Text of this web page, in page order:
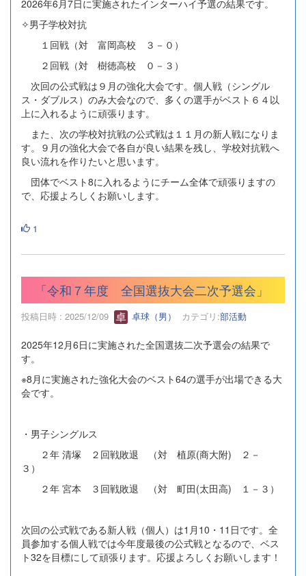
2026年6月7日に実施されたインターハイ予選の結果です。
✧男子学校対抗
１回戦（対 富岡高校 ３－０）
２回戦（対 樹徳高校 ０－３）
次回の公式戦は９月の強化大会です。個人戦（シングル
ス・ダブルス）のみ大会なので、多くの選手がベスト６４以
上に入れるように頑張ります。
また、次の学校対抗戦の公式戦は１１月の新人戦になりま
す。９月の強化大会で各自が良い結果を残し、学校対抗戦へ
良い流れを作りたいと思います。
団体でベスト8に入れるようにチーム全体で頑張りますの
で、応援よろしくお願いします。
1
「令和７年度 全国選抜大会二次予選会」
投稿日時 : 2025/12/09 卓球（男） カテゴリ:部活動
2025年12月6日に実施された全国選抜二次予選会の結果で
す。
※8月に実施された強化大会のベスト64の選手が出場できる大
会です。
・男子シングルス
２年 清塚 ２回戦敗退 （対 植原(商大附) ２－
３）
２年 宮本 ３回戦敗退 （対 町田(太田高) １－３）
次回の公式戦である新人戦（個人）は1月10・11日です。全
員参加する個人戦では今年度最後の公式戦となるので、ベス
ト32を目標にして頑張ります。応援よろしくお願いします！